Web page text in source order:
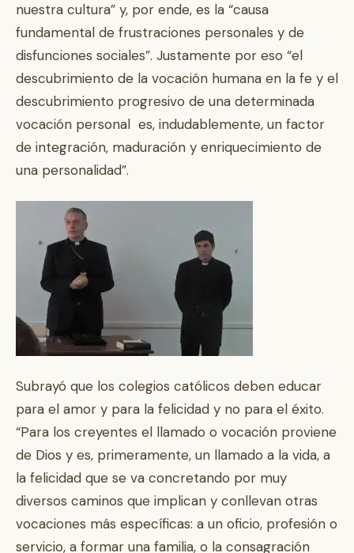
nuestra cultura” y, por ende, es la “causa
fundamental de frustraciones personales y de
disfunciones sociales”. Justamente por eso “el
descubrimiento de la vocación humana en la fe y el
descubrimiento progresivo de una determinada
vocación personal es, indudablemente, un factor
de integración, maduración y enriquecimiento de
una personalidad”.
Subrayó que los colegios católicos deben educar
para el amor y para la felicidad y no para el éxito.
“Para los creyentes el llamado o vocación proviene
de Dios y es, primeramente, un llamado a la vida, a
la felicidad que se va concretando por muy
diversos caminos que implican y conllevan otras
vocaciones más específicas: a un oficio, profesión o
servicio, a formar una familia, o la consagración